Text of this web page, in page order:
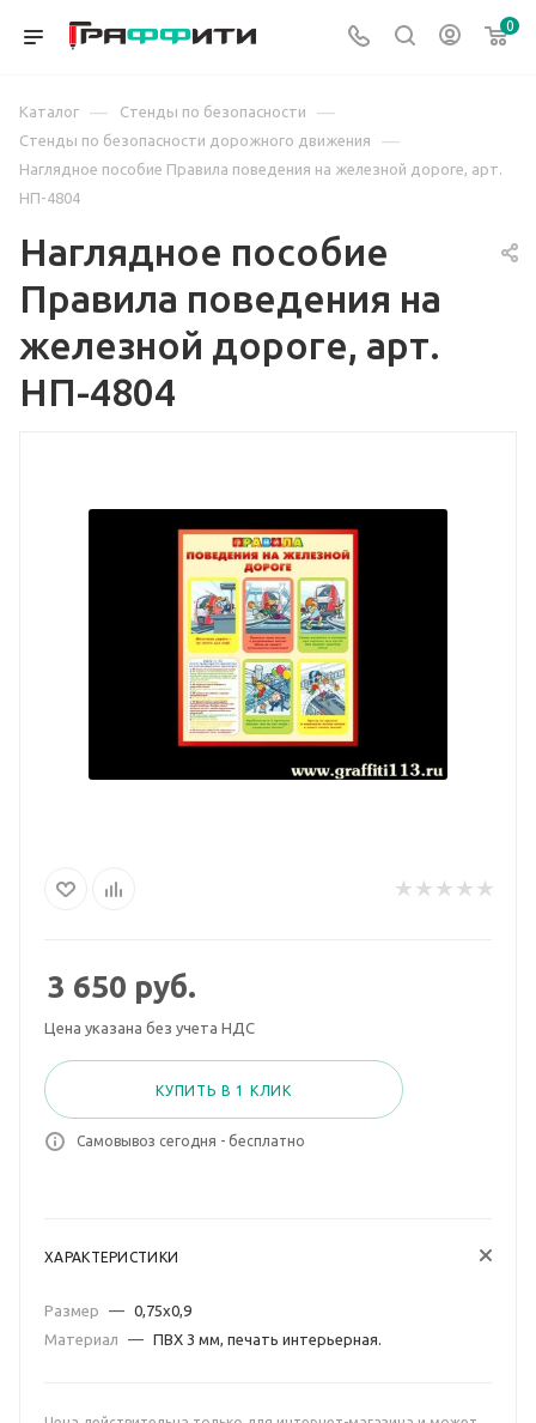
0
Каталог — Стенды по безопасности —
Стенды по безопасности дорожного движения —
Наглядное пособие Правила поведения на железной дороге, арт.
НП-4804
Наглядное пособие
Правила поведения на
железной дороге, арт.
НП-4804
3 650 руб.
Цена указана без учета НДС
КУПИТЬ В 1 КЛИК
Самовывоз сегодня - бесплатно
ХАРАКТЕРИСТИКИ
Размер — 0,75х0,9
Материал
— ПВХ 3 мм, печать интерьерная.